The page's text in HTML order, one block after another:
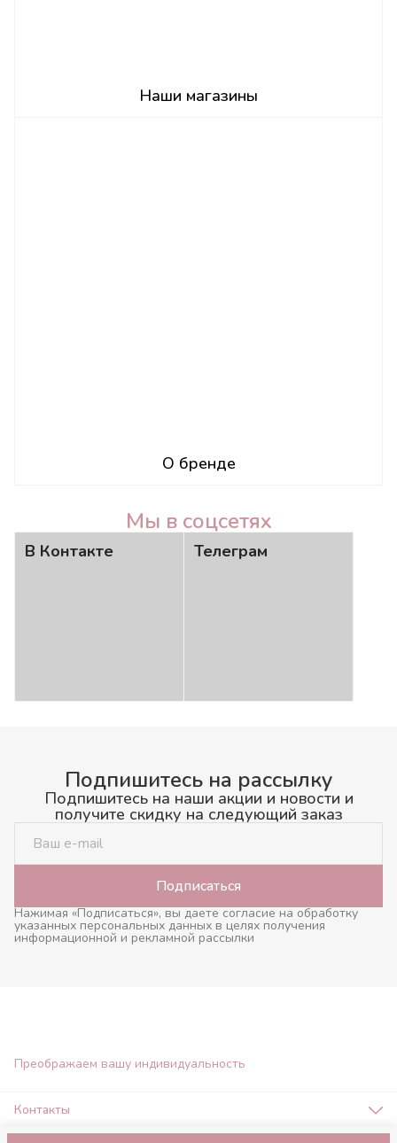
Наши магазины
О бренде
Мы в соцсетях
В Контакте Телеграм
Подпишитесь на рассылку
Подпишитесь на наши акции и новости и
получите скидку на следующий заказ
Подписаться
Нажимая «Подписаться», вы даете согласие на обработку
указанных персональных данных в целях получения
информационной и рекламной рассылки
Преображаем вашу индивидуальность
Контакты
Адрес